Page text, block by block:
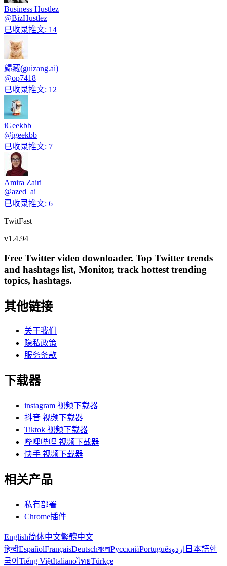
Business Hustlez
@BizHustlez
已收录推文: 14
歸藏(guizang.ai)
@op7418
已收录推文: 12
iGeekbb
@igeekbb
已收录推文: 7
Amira Zairi
@azed_ai
已收录推文: 6
TwitFast
v1.4.94
Free Twitter video downloader. Top Twitter trends
and hashtags list, Monitor, track hottest trending
topics, hashtags.
其他链接
关于我们
隐私政策
服务条款
下载器
instagram 视频下载器
抖音 视频下载器
Tiktok 视频下载器
哔哩哔哩 视频下载器
快手 视频下载器
相关产品
私有部署
Chrome插件
English简体中文繁體中文
हिन्दीEspañolFrançaisDeutschবাংলাРусскийPortuguêsاردو 日本語한
국어Tiếng ViệtItalianoไทยTürkçe